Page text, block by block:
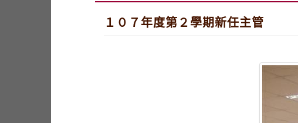
１０７年度第２學期新任主管